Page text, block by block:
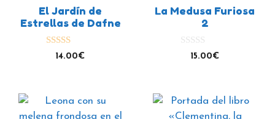
El Jardín de
Estrellas de Dafne
5.00
de 5
14.00€
La Medusa Furiosa
2
15.00€